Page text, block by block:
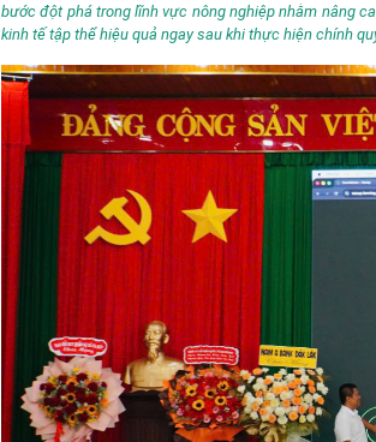
bước đột phá trong lĩnh vực nông nghiệp nhằm nâng
kinh tế tập thể hiệu quả ngay sau khi thực hiện chính